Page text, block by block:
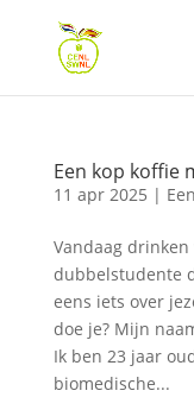
Een kop koffie
11 apr 2025 |
Vandaag
dubbelstudente
eens iets over
doe je? Mijn
Ik ben 23 jaar
biomedische...